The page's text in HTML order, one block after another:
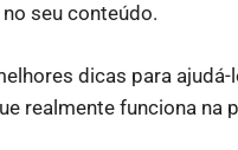
seu conteúdo.
dicas para
realmente funciona na